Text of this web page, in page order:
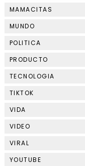
MAMACITAS
MUNDO
POLITICA
PRODUCTO
TECNOLOGIA
TIKTOK
VIDA
VIDEO
VIRAL
YOUTUBE